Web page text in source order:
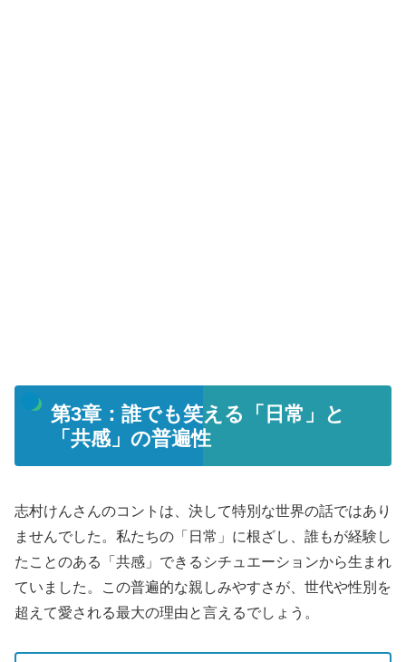
第3章：誰でも笑える「日常」と
「共感」の普遍性
志村けんさんのコントは、決して特別な世界の話ではあり
ませんでした。私たちの「日常」に根ざし、誰もが経験し
たことのある「共感」できるシチュエーションから生まれ
ていました。この普遍的な親しみやすさが、世代や性別を
超えて愛される最大の理由と言えるでしょう。